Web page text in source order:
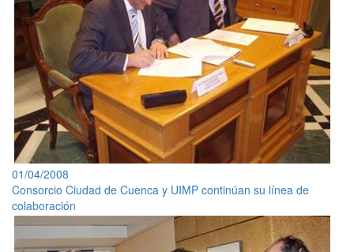
01/04/2008
Consorcio Ciudad de Cuenca y UIMP continúan su línea de
colaboración